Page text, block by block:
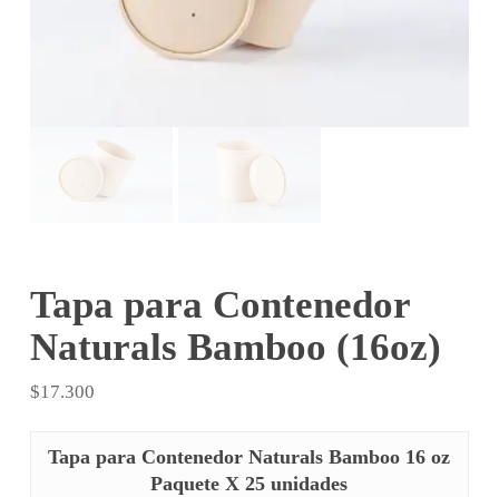
Tapa para Contenedor
Naturals Bamboo (16oz)
$17.300
Tapa para Contenedor Naturals Bamboo 16 oz
Paquete X 25 unidades